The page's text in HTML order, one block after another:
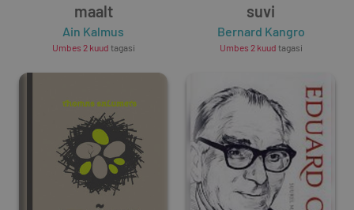
maalt
Ain Kalmus
Umbes 2 kuud tagasi
suvi
Bernard Kangro
Umbes 2 kuud tagasi